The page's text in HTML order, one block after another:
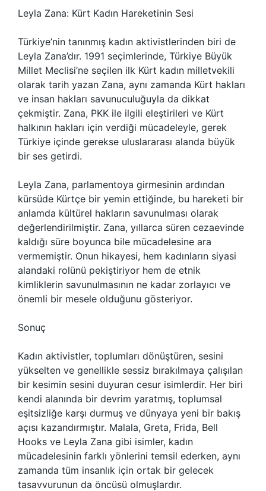
Leyla Zana: Kürt Kadın Hareketinin Sesi
Türkiye’nin tanınmış kadın aktivistlerinden biri de
Leyla Zana’dır. 1991 seçimlerinde, Türkiye Büyük
Millet Meclisi’ne seçilen ilk Kürt kadın milletvekili
olarak tarih yazan Zana, aynı zamanda Kürt hakları
ve insan hakları savunuculuğuyla da dikkat
çekmiştir. Zana, PKK ile ilgili eleştirileri ve Kürt
halkının hakları için verdiği mücadeleyle, gerek
Türkiye içinde gerekse uluslararası alanda büyük
bir ses getirdi.
Leyla Zana, parlamentoya girmesinin ardından
kürsüde Kürtçe bir yemin ettiğinde, bu hareketi bir
anlamda kültürel hakların savunulması olarak
değerlendirilmiştir. Zana, yıllarca süren cezaevinde
kaldığı süre boyunca bile mücadelesine ara
vermemiştir. Onun hikayesi, hem kadınların siyasi
alandaki rolünü pekiştiriyor hem de etnik
kimliklerin savunulmasının ne kadar zorlayıcı ve
önemli bir mesele olduğunu gösteriyor.
Sonuç
Kadın aktivistler, toplumları dönüştüren, sesini
yükselten ve genellikle sessiz bırakılmaya çalışılan
bir kesimin sesini duyuran cesur isimlerdir. Her biri
kendi alanında bir devrim yaratmış, toplumsal
eşitsizliğe karşı durmuş ve dünyaya yeni bir bakış
açısı kazandırmıştır. Malala, Greta, Frida, Bell
Hooks ve Leyla Zana gibi isimler, kadın
mücadelesinin farklı yönlerini temsil ederken, aynı
zamanda tüm insanlık için ortak bir gelecek
tasavvurunun da öncüsü olmuşlardır.